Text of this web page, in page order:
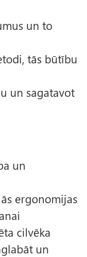
un to
tās būtību
un sagatavot
un
ergonomijas
cilvēka
un